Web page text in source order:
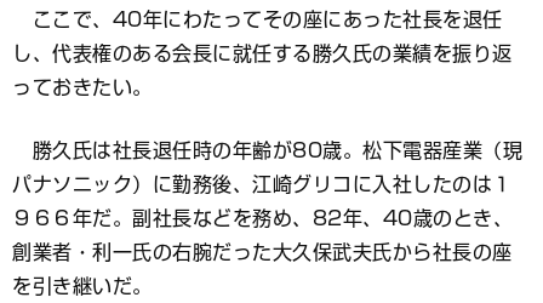
ここで、40年にわたってその座にあった社長を退任
し、代表権のある会長に就任する勝久氏の業績を振り返
っておきたい。
勝久氏は社長退任時の年齢が80歳。松下電器産業（現
パナソニック）に勤務後、江崎グリコに入社したのは１
９６６年だ。副社長などを務め、82年、40歳のとき、
創業者・利一氏の右腕だった大久保武夫氏から社長の座
を引き継いだ。